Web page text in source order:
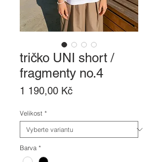
tričko UNI short /
fragmenty no.4
1 190,00 KčCena
Velikost *
Barva *